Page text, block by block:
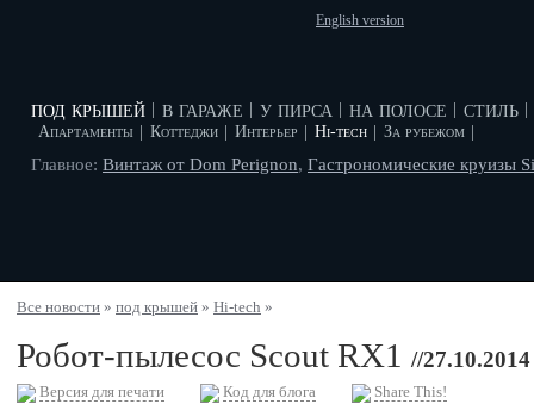
English version
под крышей
Апартаменты Коттеджи Интерьер Hi-tech За рубежом
в гараже у пирса на полосе стиль
Главное: Винтаж от Dom Perignon, Гастрономические круизы
Все новости » под крышей » Hi-tech »
Робот-пылесос Scout RX1 //27.10.2014
Версия для печати Код для блога Share This!